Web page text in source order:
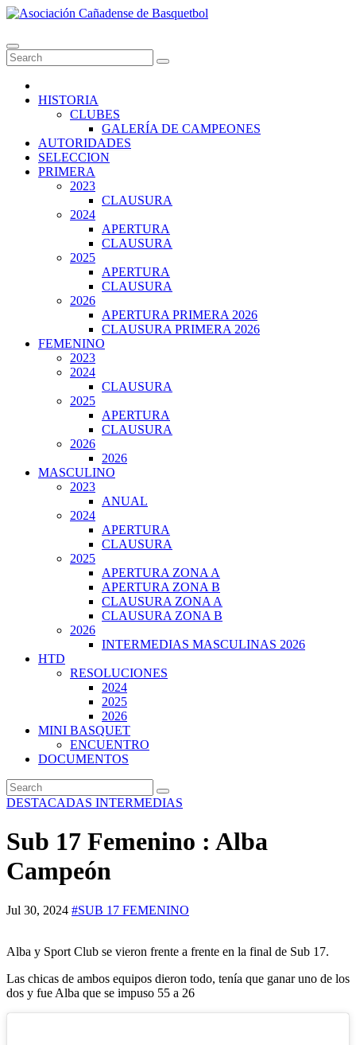
Skip
content
HISTORIA
CLUBES
GALERÍA DE CAMPEONES
AUTORIDADES
SELECCION
PRIMERA
2023
CLAUSURA
2024
APERTURA
CLAUSURA
2025
APERTURA
CLAUSURA
2026
APERTURA PRIMERA 2026
CLAUSURA PRIMERA 2026
FEMENINO
2023
2024
CLAUSURA
2025
APERTURA
CLAUSURA
2026
2026
MASCULINO
2023
ANUAL
2024
APERTURA
CLAUSURA
2025
APERTURA ZONA A
APERTURA ZONA B
CLAUSURA ZONA A
CLAUSURA ZONA B
2026
INTERMEDIAS MASCULINAS 2026
HTD
RESOLUCIONES
2024
2025
2026
MINI BASQUET
ENCUENTRO
DOCUMENTOS
DESTACADAS INTERMEDIAS
Sub 17 Femenino : Alba
Campeón
Jul 30, 2024 #SUB 17 FEMENINO
Alba y Sport Club se vieron frente a frente en la final de Sub 17.
Las chicas de ambos equipos dieron todo, tenía que ganar uno de los
dos y fue Alba que se impuso 55 a 26